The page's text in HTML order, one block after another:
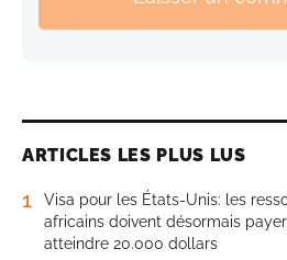
ARTICLES LES PLUS LUS
1
Visa pour les États-Unis: les
africains doivent désormais
atteindre 20.000 dollars